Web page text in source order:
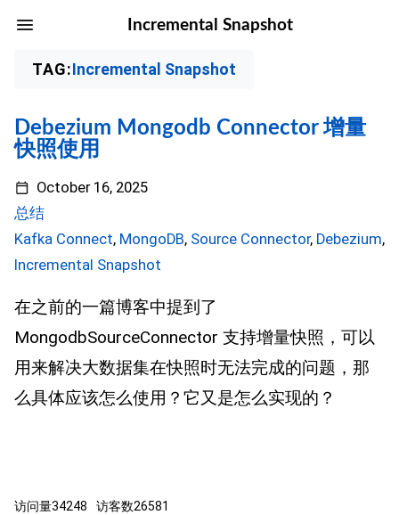
Incremental Snapshot
TAG:Incremental Snapshot
Debezium Mongodb Connector 增量
快照使用
October 16, 2025
总结
Kafka Connect, MongoDB, Source Connector, Debezium,
Incremental Snapshot
在之前的一篇博客中提到了
MongodbSourceConnector 支持增量快照，可以
用来解决大数据集在快照时无法完成的问题，那
么具体应该怎么使用？它又是怎么实现的？
访问量34248 访客数26581